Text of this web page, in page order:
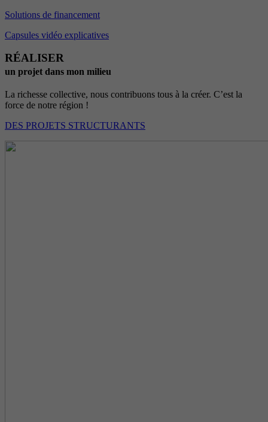
Solutions de financement
Capsules vidéo explicatives
RÉALISER
un projet dans mon milieu
La richesse collective, nous contribuons tous à la créer. C’est la
force de notre région !
DES PROJETS STRUCTURANTS